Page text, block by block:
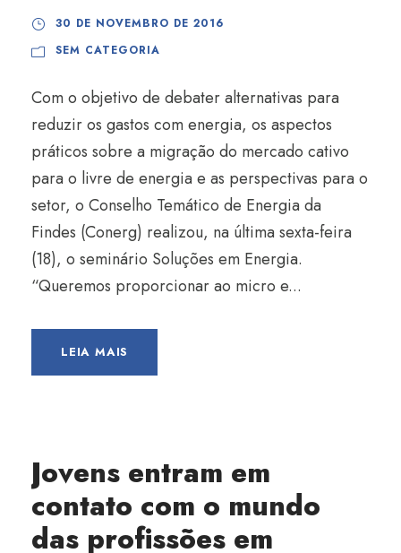
30 DE NOVEMBRO DE 2016
SEM CATEGORIA
Com o objetivo de debater alternativas para
reduzir os gastos com energia, os aspectos
práticos sobre a migração do mercado cativo
para o livre de energia e as perspectivas para o
setor, o Conselho Temático de Energia da
Findes (Conerg) realizou, na última sexta-feira
(18), o seminário Soluções em Energia.
“Queremos proporcionar ao micro e...
LEIA MAIS
Jovens entram em
contato com o mundo
das profissões em